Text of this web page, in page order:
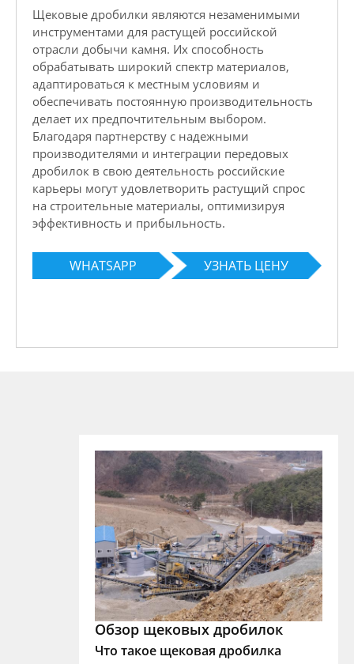
Щековые дробилки являются незаменимыми
инструментами для растущей российской
отрасли добычи камня. Их способность
обрабатывать широкий спектр материалов,
адаптироваться к местным условиям и
обеспечивать постоянную производительность
делает их предпочтительным выбором.
Благодаря партнерству с надежными
производителями и интеграции передовых
дробилок в свою деятельность российские
карьеры могут удовлетворить растущий спрос
на строительные материалы, оптимизируя
эффективность и прибыльность.
WHATSAPP УЗНАТЬ ЦЕНУ
Обзор щековых дробилок
Что такое щековая дробилка